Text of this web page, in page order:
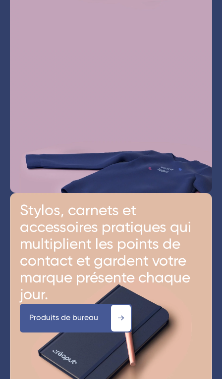
Stylos, carnets et
accessoires pratiques qui
multiplient les points de
contact et gardent votre
marque présente chaque
jour.
Produits de bureau